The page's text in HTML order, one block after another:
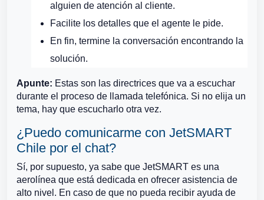
alguien de atención al cliente.
Facilite los detalles que el agente le pide.
En fin, termine la conversación encontrando la
solución.
Apunte: Estas son las directrices que va a escuchar
durante el proceso de llamada telefónica. Si no elija un
tema, hay que escucharlo otra vez.
¿Puedo comunicarme con JetSMART
Chile por el chat?
Sí, por supuesto, ya sabe que JetSMART es una
aerolínea que está dedicada en ofrecer asistencia de
alto nivel. En caso de que no pueda recibir ayuda de